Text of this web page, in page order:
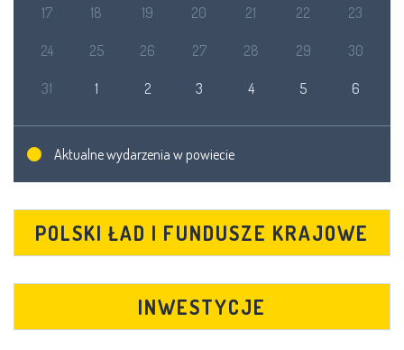
17 18 19 20 21 22 23
24 25 26 27 28 29 30
31 1 2 3 4 5 6
Aktualne wydarzenia w powiecie
POLSKI ŁAD I FUNDUSZE KRAJOWE
INWESTYCJE